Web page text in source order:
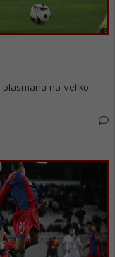
na veliko